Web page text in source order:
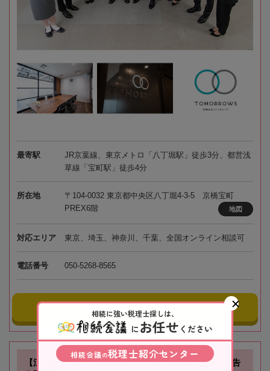
最寄駅
JR京葉線、東京メトロ「八丁堀駅」徒歩3分、都営浅
草線「宝町駅」徒歩4分
所在地
〒104-0032 東京都中央区八丁堀4-3-5 京橋宝町
PREX6階
地図
対応エリア 東京、埼玉、神奈川、千葉、全国オンライン相談可
電話番号 050-5268-8565
事務所にメールする
【江坂駅徒歩1分】お客様に寄り添い、確かな相続税申告
相続に強い税理士探しは、
にお任せ ください
相続会議の税理士紹介センター